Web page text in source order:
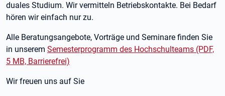
duales Studium. Wir vermitteln Betriebskontakte. Bei Bedarf
hören wir einfach nur zu.
Alle Beratungsangebote, Vorträge und Seminare finden Sie
in unserem Semesterprogramm des Hochschulteams (PDF,
5 MB, Barrierefrei)
Wir freuen uns auf Sie